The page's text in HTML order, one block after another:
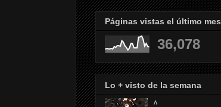
Páginas vistas el último mes
36,078
Lo + visto de la semana
ᴧ